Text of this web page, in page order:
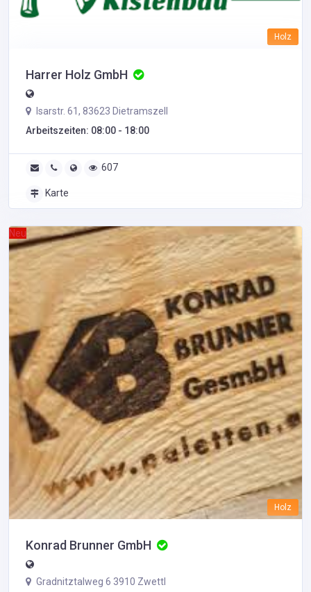
Holz
Harrer Holz GmbH
Isarstr. 61, 83623 Dietramszell
Arbeitszeiten: 08:00 - 18:00
607
Karte
Neu
Holz
Konrad Brunner GmbH
Gradnitztalweg 6 3910 Zwettl